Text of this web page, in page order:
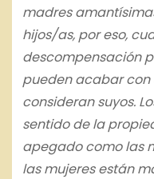
madres
hijos/as, por eso,
descompensación
pueden acabar con
consideran suyos.
sentido de la
apegado como las
las mujeres están